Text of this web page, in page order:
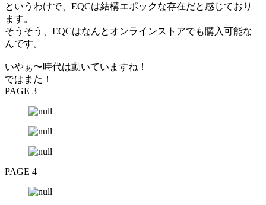
というわけで、EQCは結構エポックな存在だと感じており
ます。
そうそう、EQCはなんとオンラインストアでも購入可能な
んです。
いやぁ〜時代は動いていますね！
ではまた！
PAGE 3
PAGE 4